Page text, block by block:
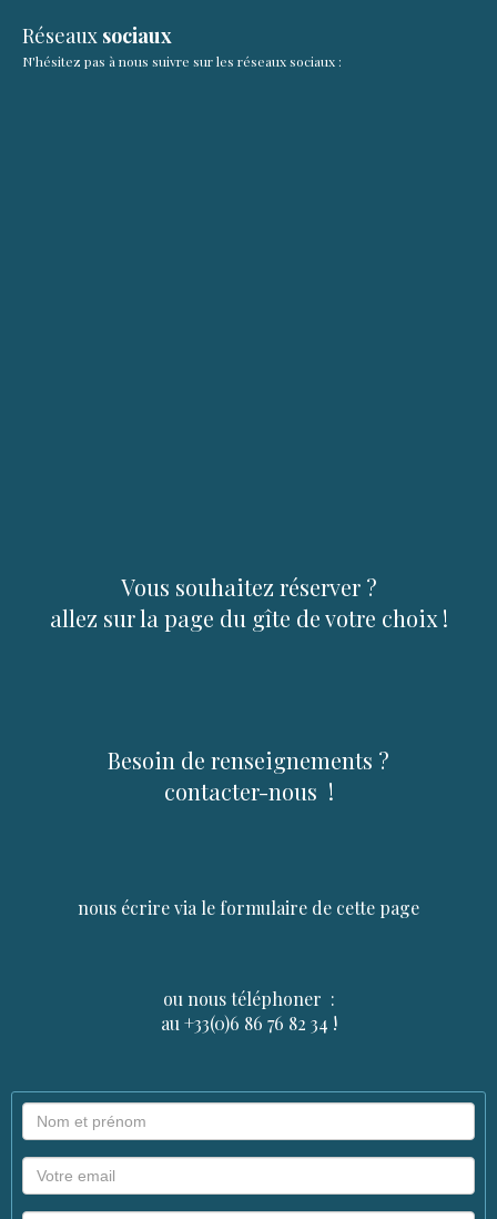
Réseaux sociaux
N'hésitez pas à nous suivre sur les réseaux sociaux :
Vous souhaitez réserver ?
allez sur la page du gîte de votre choix !
Besoin de renseignements ?
contacter-nous !
nous écrire via le formulaire de cette page
ou nous téléphoner :
au +33(0)6 86 76 82 34 !